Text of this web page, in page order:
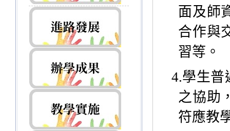
面及師
合作與
習等。
4.學生普
之協助
符應教